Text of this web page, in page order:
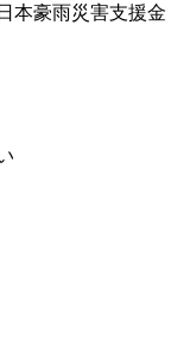
本豪雨災害支援金